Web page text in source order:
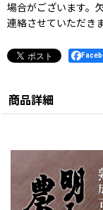
場合がございます。
連絡させていただきま
商品詳細